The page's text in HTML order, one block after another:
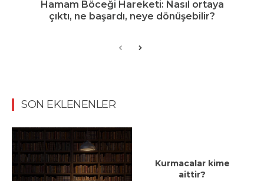
Hamam Böceği Hareketi: Nasıl ortaya
çıktı, ne başardı, neye dönüşebilir?
SON EKLENENLER
Kurmacalar kime
aittir?